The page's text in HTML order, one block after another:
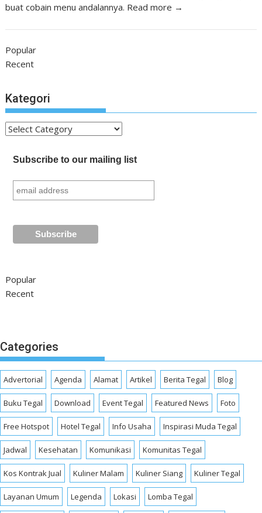
buat cobain menu andalannya. Read more →
Popular
Recent
Kategori
Kategori
Subscribe to our mailing list
Popular
Recent
Categories
Advertorial Agenda Alamat Artikel Berita Tegal Blog
Buku Tegal Download Event Tegal Featured News Foto
Free Hotspot Hotel Tegal Info Usaha Inspirasi Muda Tegal
Jadwal Kesehatan Komunikasi Komunitas Tegal
Kos Kontrak Jual Kuliner Malam Kuliner Siang Kuliner Tegal
Layanan Umum Legenda Lokasi Lomba Tegal